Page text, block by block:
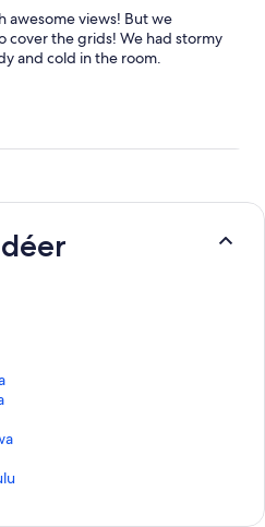
awesome views! But we
cover the grids! We had stormy
and cold in the room.